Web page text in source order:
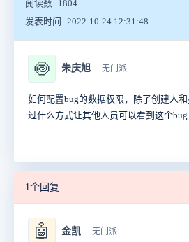
阅读数 1804
发表时间
2022-10-24 12:31:48
🍥 朱庆旭 无门派
如何配置bug的数据权限，除了创建人
过什么方式让其他人员可以看到这个
1个回复
🤖 金凯 无门派